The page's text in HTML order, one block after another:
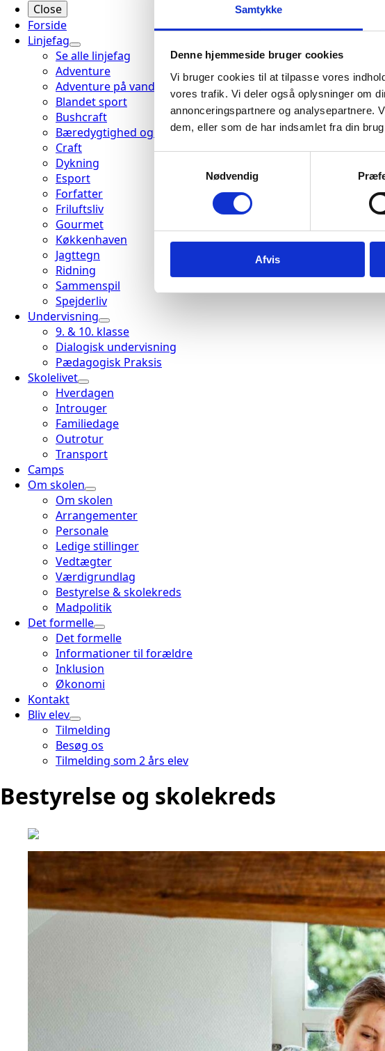
Samtykke
Denne hjemmeside bruger cookies
Vi bruger cookies til at tilpasse vores
vores trafik. Vi deler også oplysninger om
annonceringspartnere og analysepartnere.
dem, eller som de har indsamlet fra din
Nødvendig
Afvis
Close
Forside
Linjefag
Se alle linjefag
Adventure
Adventure på vand
Blandet sport
Bushcraft
Bæredygtighed og grøn skole
Craft
Dykning
Esport
Forfatter
Friluftsliv
Gourmet
Køkkenhaven
Jagttegn
Ridning
Sammenspil
Spejderliv
Undervisning
9. & 10. klasse
Dialogisk undervisning
Pædagogisk Praksis
Skolelivet
Hverdagen
Introuger
Familiedage
Outrotur
Transport
Camps
Om skolen
Om skolen
Arrangementer
Personale
Ledige stillinger
Vedtægter
Værdigrundlag
Bestyrelse & skolekreds
Madpolitik
Det formelle
Det formelle
Informationer til forældre
Inklusion
Økonomi
Kontakt
Bliv elev
Tilmelding
Besøg os
Tilmelding som 2 års elev
Bestyrelse og skolekreds